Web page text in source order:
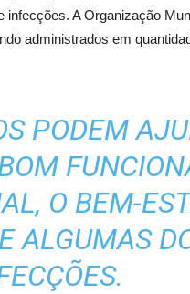
A Organização
administrados em
PODEM
O BEM-
ALGUMAS